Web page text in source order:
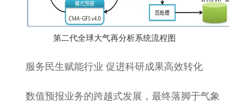
第二代全球大气再分析系统流程图
服务民生赋能行业 促进科研成果高效转化
数值预报业务的跨越式发展，最终落脚于气象